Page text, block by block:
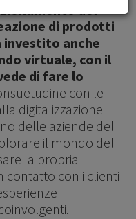
del
di prodotti
investito anche
virtuale, con il
di fare lo
con le
digitalizzazione
delle aziende del
il mondo del
la propria
contatto con i clienti